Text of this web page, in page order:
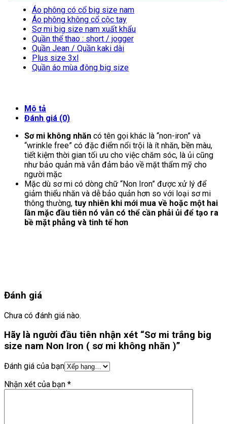
Áo phông có cổ big size nam
Áo phông không cổ cộc tay
Sơ mi big size nam xuất khẩu
Quần thể thao : short / jogger
Quần Jean / Quần kaki dài
Plus size 3xl
Quần áo mùa đông big size
Mô tả
Đánh giá (0)
Sơ mi không nhăn có tên gọi khác là “non-iron” và
“wrinkle free” có đặc điểm nổi trội là ít nhăn, bền màu,
tiết kiệm thời gian tối ưu cho việc chăm sóc, là ủi cũng
như bảo quản mà vẫn đảm bảo về mặt thẩm mỹ cho
người mặc
Mặc dù sơ mi có dòng chữ “Non Iron” được xử lý để
giảm thiểu nhăn và dễ bảo quản hơn so với loại sơ mi
thông thường, tuy nhiên khi mới mua về hoặc một hai
lần mặc đầu tiên nó vẫn có thể cần phải ủi để tạo ra
bề mặt phẳng và tinh tế hơn
Đánh giá
Chưa có đánh giá nào.
Hãy là người đầu tiên nhận xét “Sơ mi trắng big
size nam Non Iron ( sơ mi không nhăn )”
Đánh giá của bạn
Nhận xét của bạn *